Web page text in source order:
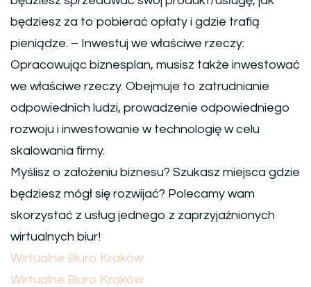
będziesz za to pobierać opłaty i gdzie trafią
pieniądze. – Inwestuj we właściwe rzeczy:
Opracowując biznesplan, musisz także inwestować
we właściwe rzeczy. Obejmuje to zatrudnianie
odpowiednich ludzi, prowadzenie odpowiedniego
rozwoju i inwestowanie w technologię w celu
skalowania firmy.
Myślisz o założeniu biznesu? Szukasz miejsca gdzie
będziesz mógł się rozwijać? Polecamy wam
skorzystać z usług jednego z zaprzyjaźnionych
wirtualnych biur!
Wirtualne Biuro Kraków
Wirtualne Biuro Kraków